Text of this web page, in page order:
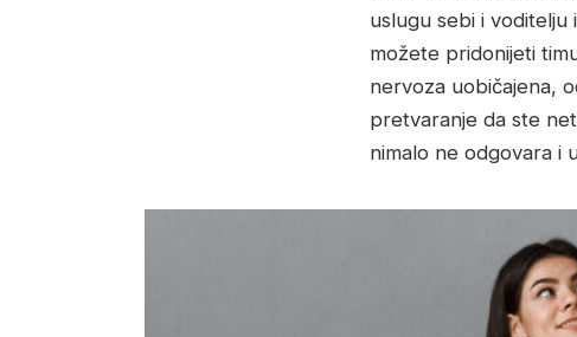
uslugu sebi i
možete pridonijeti
nervoza uobičajena,
pretvaranje da ste
nimalo ne odgovara i